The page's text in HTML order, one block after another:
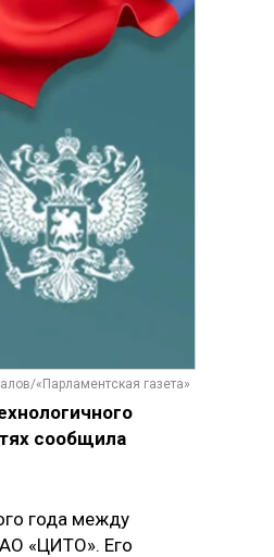
«Парламентская газета»
сообщила
года между
«ЦИТО». Его